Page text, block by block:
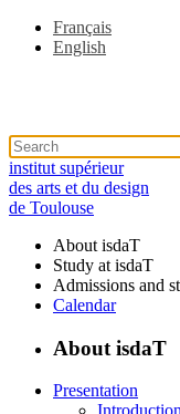
Français
English
institut supérieur
des arts et du design
de Toulouse
About isdaT
Study at isdaT
Admissions and
Calendar
About isdaT
Presentation